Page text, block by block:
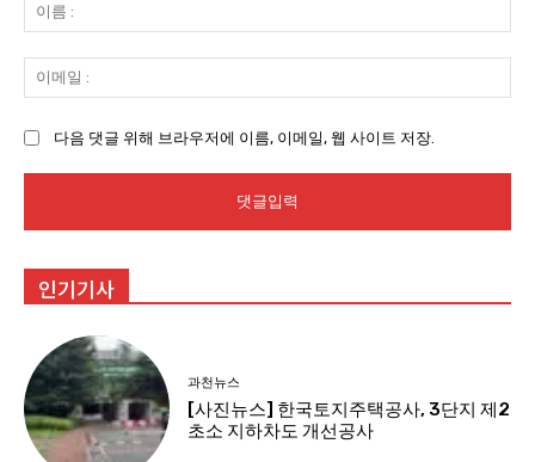
:
름
:
메
다음 댓글 위해 브라우저에 이름, 이메일, 웹 사이트 저장.
인기기사
과천뉴스
[사진뉴스] 한국토지주택공사, 3단지 제2
초소 지하차도 개선공사